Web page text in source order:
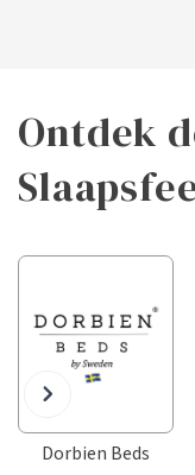
Ontdek
Dorbien Beds